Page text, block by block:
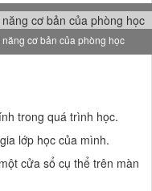
cơ bản của phòng học
trong quá trình học.
lớp học của mình.
cửa sổ cụ thể trên màn